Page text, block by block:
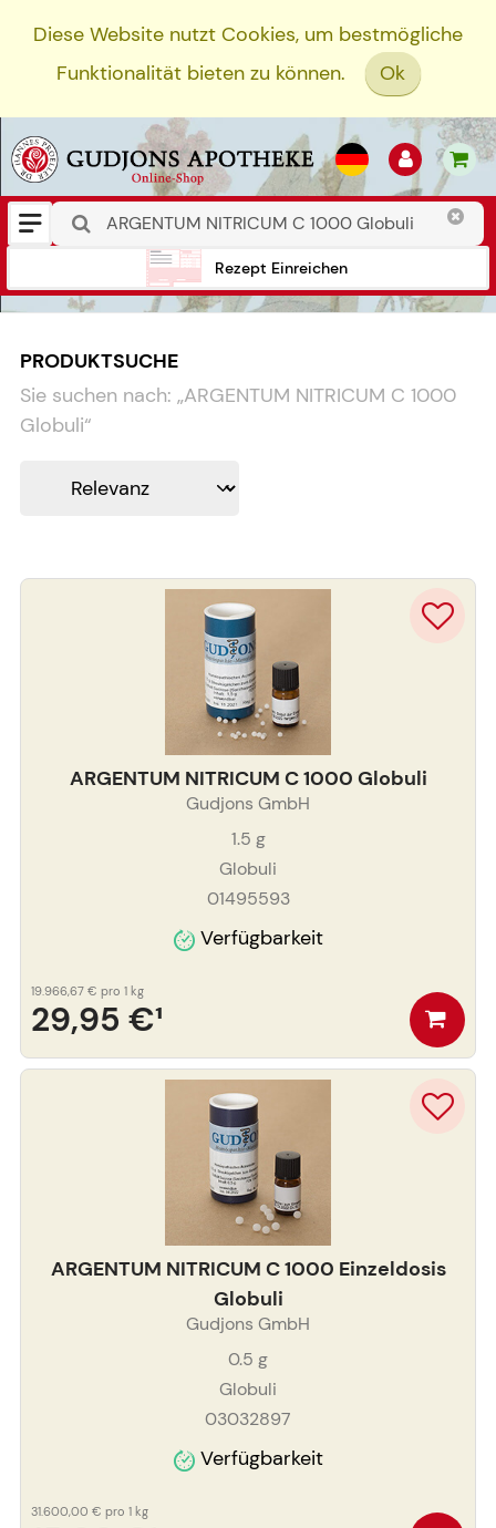
Diese Website nutzt Cookies, um bestmögliche
Funktionalität bieten zu können.
Ok
Rezept Einreichen
PRODUKTSUCHE
Sie suchen nach: „ARGENTUM NITRICUM C 1000
Globuli“
ARGENTUM NITRICUM C 1000 Globuli
Gudjons GmbH
1.5 g
Globuli
01495593
Verfügbarkeit
29,95 €¹
19.966,67 € pro 1 kg
ARGENTUM NITRICUM C 1000 Einzeldosis
Globuli
Gudjons GmbH
0.5 g
Globuli
03032897
Verfügbarkeit
31.600,00 € pro 1 kg